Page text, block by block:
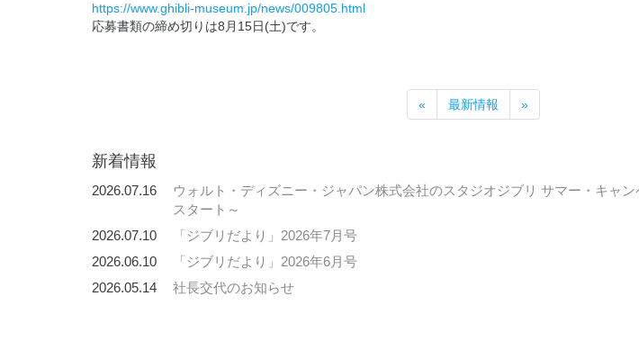
https://www.ghibli-museum.jp/news/009805.html
応募書類の締め切りは8月15日(土)です。
« 最新情報 »
新着情報
2026.07.16
ウォルト・ディズニー・ジャパン株式会社のスタジオジブリ サマー・キャ
スタート～
2026.07.10
「ジブリだより」2026年7月号
2026.06.10
「ジブリだより」2026年6月号
2026.05.14
社長交代のお知らせ